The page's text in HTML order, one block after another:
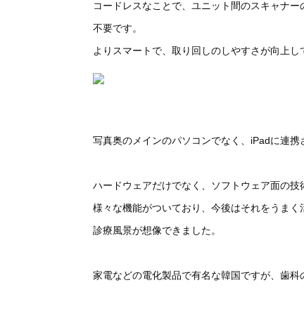
コードレスなことで、ユニット間のスキャナ
不要です。
よりスマートで、取り回しのしやすさが向上し
写真奥のメインのパソコンでなく、iPadに連携
ハードウェアだけでなく、ソフトウェア面の技
様々な機能がついており、今後はそれをうま
診療風景が想像できました。
家電などの電化製品で有名な韓国ですが、歯科